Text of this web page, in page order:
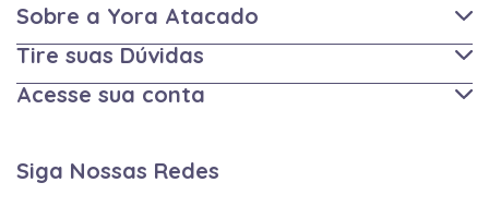
Sobre a Yora Atacado
Tire suas Dúvidas
Acesse sua conta
Siga Nossas Redes